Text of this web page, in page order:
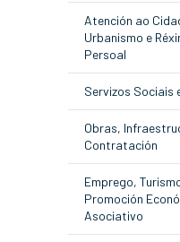
Atención ao
Urbanismo e
Persoal
Servizos Sociais
Obras,
Contratación
Emprego,
Promoción
Asociativo